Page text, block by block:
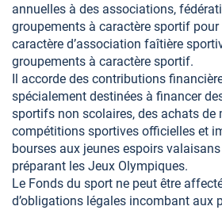
annuelles à des associations,
groupements à caractère sportif pour
caractère d’association faîtière
groupements à caractère sportif.
Il accorde des contributions
spécialement destinées à financer
sportifs non scolaires, des achats de
compétitions sportives officielles et
bourses aux jeunes espoirs
préparant les Jeux Olympiques.
Le Fonds du sport ne peut être
d’obligations légales incombant aux